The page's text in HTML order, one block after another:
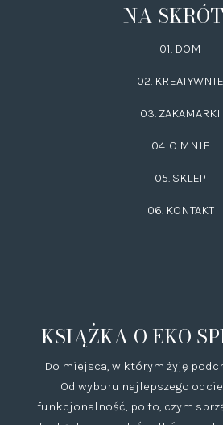
NA
01. DOM
02. KREATYWNIE
03. ZAKAMARKI
04. O MNIE
05. SKLEP
06. KONTAKT
KSIĄŻKA O EKO
Do miejsca, w którym żyję
Od wyboru najlepszego
funkcjonalność, po to, czym